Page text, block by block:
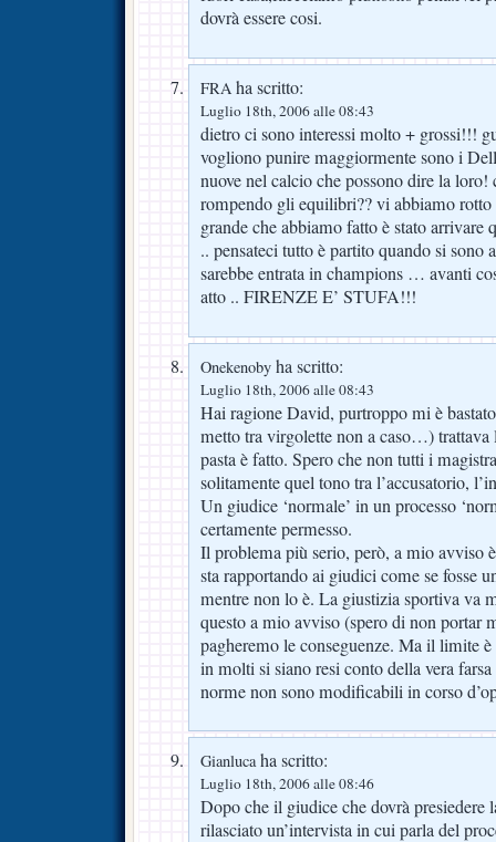
dovrà essere cosi.
FRA ha scritto:
Luglio 18th, 2006 alle 08:43
dietro ci sono interessi molto + grossi!!!
vogliono punire maggiormente sono i
nuove nel calcio che possono dire la loro!
rompendo gli equilibri?? vi abbiamo
grande che abbiamo fatto è stato arrivare
.. pensateci tutto è partito quando si sono
sarebbe entrata in champions … avanti
atto .. FIRENZE E’ STUFA!!!
Onekenoby ha scritto:
Luglio 18th, 2006 alle 08:43
Hai ragione David, purtroppo mi è
metto tra virgolette non a caso…) trattava
pasta è fatto. Spero che non tutti i
solitamente quel tono tra l’accusatorio,
Un giudice ‘normale’ in un processo
certamente permesso.
Il problema più serio, però, a mio avviso
sta rapportando ai giudici come se fosse
mentre non lo è. La giustizia sportiva va
questo a mio avviso (spero di non portar
pagheremo le conseguenze. Ma il limite
in molti si siano resi conto della vera farsa
norme non sono modificabili in corso
Gianlucaha scritto:
Luglio 18th, 2006 alle 08:46
Dopo che il giudice che dovrà presiedere
rilasciato un’intervista in cui parla del